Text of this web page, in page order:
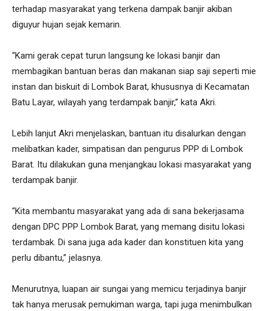
terhadap masyarakat yang terkena dampak banjir akiban
diguyur hujan sejak kemarin.
“Kami gerak cepat turun langsung ke lokasi banjir dan
membagikan bantuan beras dan makanan siap saji seperti mie
instan dan biskuit di Lombok Barat, khususnya di Kecamatan
Batu Layar, wilayah yang terdampak banjir,” kata Akri.
Lebih lanjut Akri menjelaskan, bantuan itu disalurkan dengan
melibatkan kader, simpatisan dan pengurus PPP di Lombok
Barat. Itu dilakukan guna menjangkau lokasi masyarakat yang
terdampak banjir.
“Kita membantu masyarakat yang ada di sana bekerjasama
dengan DPC PPP Lombok Barat, yang memang disitu lokasi
terdambak. Di sana juga ada kader dan konstituen kita yang
perlu dibantu,” jelasnya.
Menurutnya, luapan air sungai yang memicu terjadinya banjir
tak hanya merusak pemukiman warga, tapi juga menimbulkan